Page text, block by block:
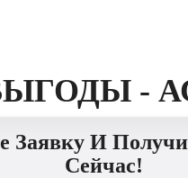
-
Заявку И
Сейчас!